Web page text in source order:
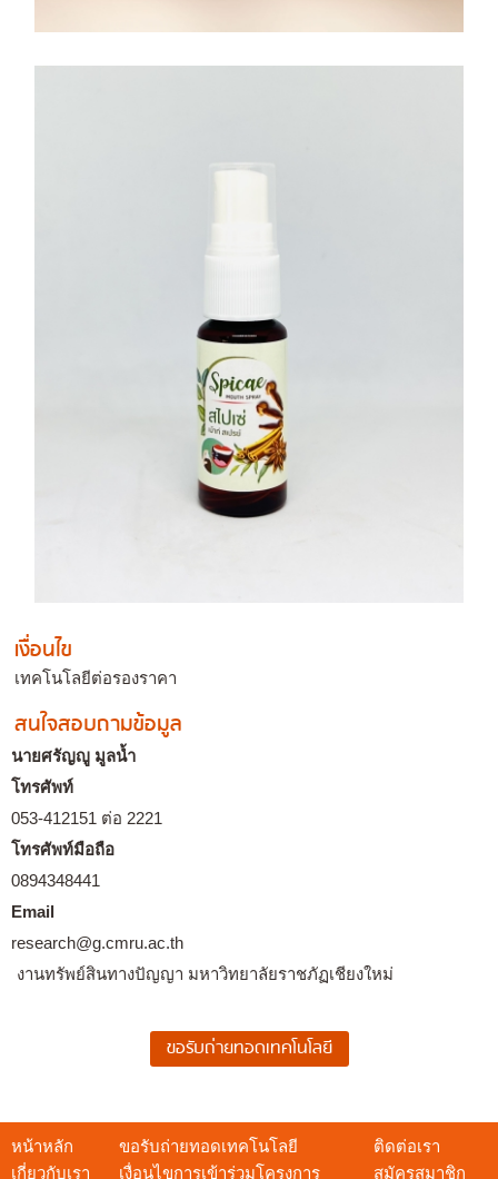
เงื่อนไข
เทคโนโลยีต่อรองราคา
สนใจสอบถามข้อมูล
นายศรัญญู มูลน้ำ
โทรศัพท์
053-412151 ต่อ 2221
โทรศัพท์มือถือ
0894348441
Email
research@g.cmru.ac.th
งานทรัพย์สินทางปัญญา มหาวิทยาลัยราชภัฏเชียงใหม่
หน้าหลัก
เกี่ยวกับเรา
ขอรับถ่ายทอดเทคโนโลยี
เงื่อนไขการเข้าร่วมโครงการ
ติดต่อเรา
สมัครสมาชิก